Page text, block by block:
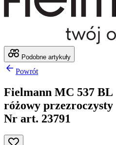
Podobne artykuły
Powrót
Fielmann MC 537 BL
różowy przezroczysty
Nr art. 23791